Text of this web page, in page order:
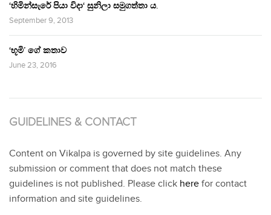
‘හිමින්සැරේ පියා විදා‘ සුනිලා සමුගත්තා ය.
September 9, 2013
‘භූමි’ ගේ කතාව
June 23, 2016
GUIDELINES & CONTACT
Content on Vikalpa is governed by site guidelines. Any
submission or comment that does not match these
guidelines is not published. Please click here for contact
information and site guidelines.